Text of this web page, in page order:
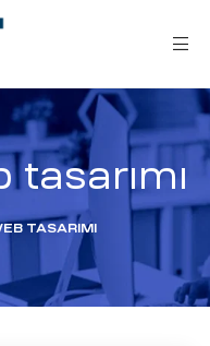
tasarımı
TASARIMI